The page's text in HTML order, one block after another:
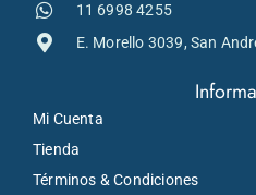
11 6998 4255
E. Morello 3039, San
Mi Cuenta
Tienda
Términos & Condiciones